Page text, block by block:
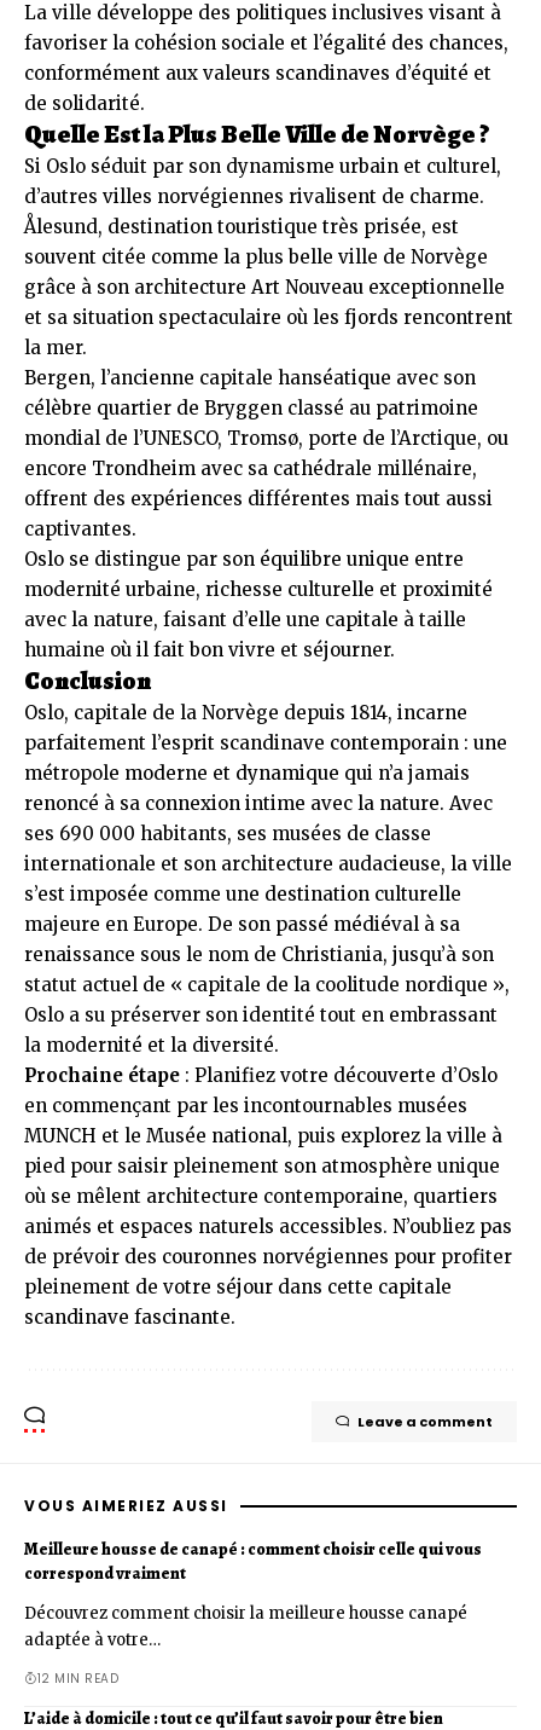
La ville développe des politiques inclusives visant à
favoriser la cohésion sociale et l’égalité des chances,
conformément aux valeurs scandinaves d’équité et
de solidarité.
Quelle Est la Plus Belle Ville de Norvège ?
Si Oslo séduit par son dynamisme urbain et culturel,
d’autres villes norvégiennes rivalisent de charme.
Ålesund, destination touristique très prisée, est
souvent citée comme la plus belle ville de Norvège
grâce à son architecture Art Nouveau exceptionnelle
et sa situation spectaculaire où les fjords rencontrent
la mer.
Bergen, l’ancienne capitale hanséatique avec son
célèbre quartier de Bryggen classé au patrimoine
mondial de l’UNESCO, Tromsø, porte de l’Arctique, ou
encore Trondheim avec sa cathédrale millénaire,
offrent des expériences différentes mais tout aussi
captivantes.
Oslo se distingue par son équilibre unique entre
modernité urbaine, richesse culturelle et proximité
avec la nature, faisant d’elle une capitale à taille
humaine où il fait bon vivre et séjourner.
Conclusion
Oslo, capitale de la Norvège depuis 1814, incarne
parfaitement l’esprit scandinave contemporain : une
métropole moderne et dynamique qui n’a jamais
renoncé à sa connexion intime avec la nature. Avec
ses 690 000 habitants, ses musées de classe
internationale et son architecture audacieuse, la ville
s’est imposée comme une destination culturelle
majeure en Europe. De son passé médiéval à sa
renaissance sous le nom de Christiania, jusqu’à son
statut actuel de « capitale de la coolitude nordique »,
Oslo a su préserver son identité tout en embrassant
la modernité et la diversité.
Prochaine étape : Planifiez votre découverte d’Oslo
en commençant par les incontournables musées
MUNCH et le Musée national, puis explorez la ville à
pied pour saisir pleinement son atmosphère unique
où se mêlent architecture contemporaine, quartiers
animés et espaces naturels accessibles. N’oubliez pas
de prévoir des couronnes norvégiennes pour profiter
pleinement de votre séjour dans cette capitale
scandinave fascinante.
Leave a comment
VOUS AIMERIEZ AUSSI
Meilleure housse de canapé : comment choisir celle qui vous
correspond vraiment
Découvrez comment choisir la meilleure housse canapé
adaptée à votre…
12 MIN READ
L’aide à domicile : tout ce qu’il faut savoir pour être bien